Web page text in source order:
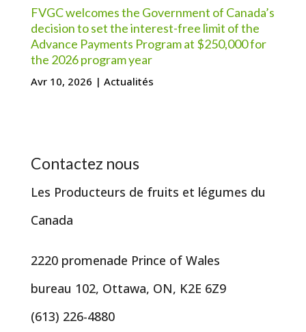
FVGC welcomes the Government of Canada’s
decision to set the interest-free limit of the
Advance Payments Program at $250,000 for
the 2026 program year
Avr 10, 2026 | Actualités
Contactez nous
Les Producteurs de fruits et légumes du
Canada
2220 promenade Prince of Wales
bureau 102, Ottawa, ON, K2E 6Z9
(613) 226-4880